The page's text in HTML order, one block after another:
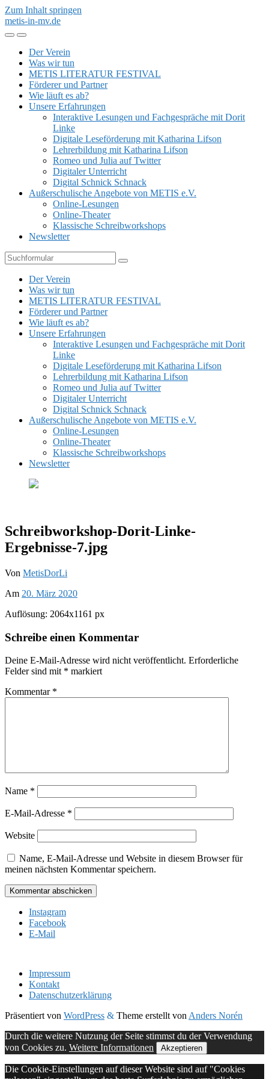
Zum Inhalt springen
metis-in-mv.de
Mobil-
umschalten
Suchfeld
umschalten
Der Verein
Was wir tun
METIS LITERATUR FESTIVAL
Förderer und Partner
Wie läuft es ab?
Unsere Erfahrungen
Interaktive Lesungen und Fachgespräche mit Dorit
Linke
Digitale Leseförderung mit Katharina Lifson
Lehrerbildung mit Katharina Lifson
Romeo und Julia auf Twitter
Digitaler Unterricht
Digital Schnick Schnack
Außerschulische Angebote von METIS e.V.
Online-Lesungen
Online-Theater
Klassische Schreibworkshops
Newsletter
Suchen
Der Verein
Was wir tun
METIS LITERATUR FESTIVAL
Förderer und Partner
Wie läuft es ab?
Unsere Erfahrungen
Interaktive Lesungen und Fachgespräche mit Dorit
Linke
Digitale Leseförderung mit Katharina Lifson
Lehrerbildung mit Katharina Lifson
Romeo und Julia auf Twitter
Digitaler Unterricht
Digital Schnick Schnack
Außerschulische Angebote von METIS e.V.
Online-Lesungen
Online-Theater
Klassische Schreibworkshops
Newsletter
Schreibworkshop-Dorit-Linke-
Ergebnisse-7.jpg
Von MetisDorLi
Am 20. März 2020
Auflösung: 2064x1161 px
Schreibe einen Kommentar
Deine E-Mail-Adresse wird nicht veröffentlicht. Erforderliche
Felder sind mit * markiert
Kommentar *
Name *
E-Mail-Adresse *
Website
Name, E-Mail-Adresse und Website in diesem Browser für
meinen nächsten Kommentar speichern.
Instagram
Facebook
E-Mail
Impressum
Kontakt
Datenschutzerklärung
Präsentiert von WordPress & Theme erstellt von Anders Norén
Durch die weitere Nutzung der Seite stimmst du der Verwendung
von Cookies zu. Weitere Informationen Akzeptieren
Die Cookie-Einstellungen auf dieser Website sind auf "Cookies